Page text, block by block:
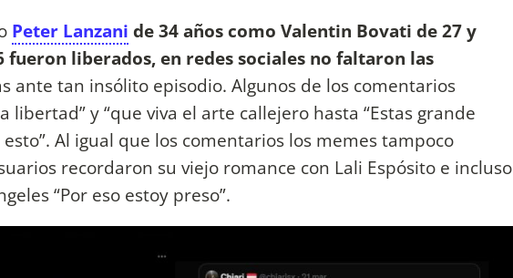
Peter Lanzani de 34 años como Valentin Bovati de 27 y
fueron liberados, en redes sociales no faltaron las
ante tan insólito episodio. Algunos de los comentarios
libertad” y “que viva el arte callejero hasta “Estas grande
Al igual que los comentarios los memes tampoco
recordaron su viejo romance con Lali Espósito e incluso
“Por eso estoy preso”.